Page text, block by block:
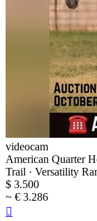
videocam
American Quarter
Trail · Versatility
$ 3.500
~ € 3.286
